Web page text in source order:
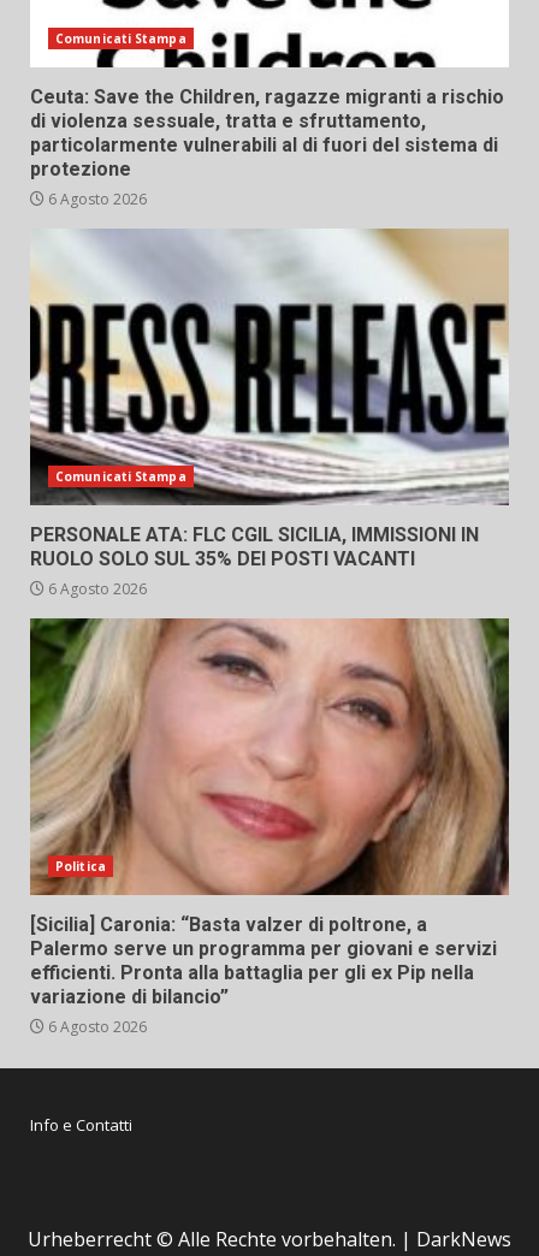
Comunicati Stampa
Ceuta: Save the Children, ragazze migranti a rischio
di violenza sessuale, tratta e sfruttamento,
particolarmente vulnerabili al di fuori del sistema di
protezione
6 Agosto 2026
Comunicati Stampa
PERSONALE ATA: FLC CGIL SICILIA, IMMISSIONI IN
RUOLO SOLO SUL 35% DEI POSTI VACANTI
6 Agosto 2026
Politica
[Sicilia] Caronia: “Basta valzer di poltrone, a
Palermo serve un programma per giovani e servizi
efficienti. Pronta alla battaglia per gli ex Pip nella
variazione di bilancio”
6 Agosto 2026
Info e Contatti
Urheberrecht © Alle Rechte vorbehalten. | DarkNews